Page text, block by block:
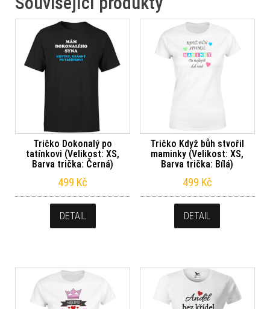
Tričko Dokonalý po
tatínkovi (Velikost: XS,
Barva trička: Černá)
499 Kč
DETAIL
Tričko Když bůh stvořil
maminky (Velikost: XS,
Barva trička: Bílá)
499 Kč
DETAIL